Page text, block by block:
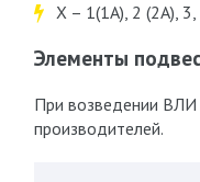
Х – 1(1А), 2 (2А), 3,
Элементы
При возведении ВЛИ
производителей.